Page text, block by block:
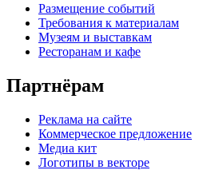
Размещение событий
Требования к материалам
Музеям и выставкам
Ресторанам и кафе
Партнёрам
Реклама на сайте
Коммерческое предложение
Медиа кит
Логотипы в векторе